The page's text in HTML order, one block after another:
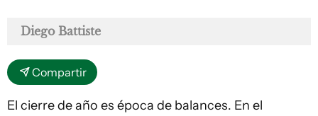
Diego Battiste
Compartir
El cierre de año es época de balances. En el